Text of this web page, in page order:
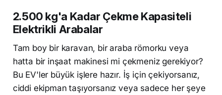
2.500 kg'a Kadar Çekme Kapasiteli
Elektrikli Arabalar
Tam boy bir karavan, bir araba römorku veya
hatta bir inşaat makinesi mi çekmeniz gerekiyor?
Bu EV'ler büyük işlere hazır. İş için çekiyorsanız,
ciddi ekipman taşıyorsanız veya sadece her şeye